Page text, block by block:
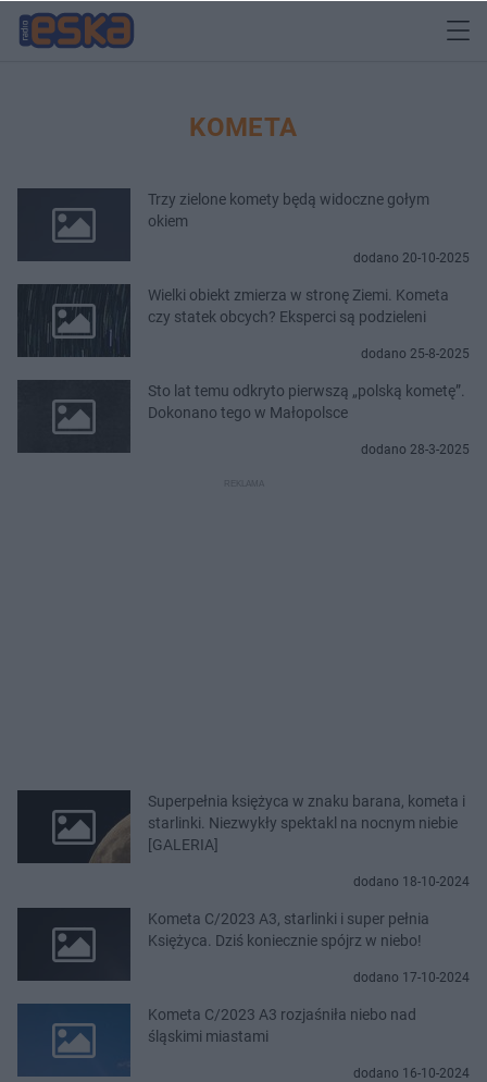
KOMETA
Trzy zielone komety będą widoczne gołym
okiem
dodano 20-10-2025
Wielki obiekt zmierza w stronę Ziemi. Kometa
czy statek obcych? Eksperci są podzieleni
dodano 25-8-2025
Sto lat temu odkryto pierwszą „polską kometę”.
Dokonano tego w Małopolsce
dodano 28-3-2025
Superpełnia księżyca w znaku barana, kometa i
starlinki. Niezwykły spektakl na nocnym niebie
[GALERIA]
dodano 18-10-2024
Kometa C/2023 A3, starlinki i super pełnia
Księżyca. Dziś koniecznie spójrz w niebo!
dodano 17-10-2024
Kometa C/2023 A3 rozjaśniła niebo nad
śląskimi miastami
dodano 16-10-2024